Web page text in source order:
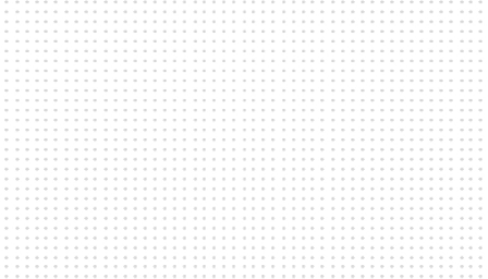
EVENEMANG
Förbindelsehallen förkroppsligar flexibilitet och den
ultimata wow-faktorn. Varsamt restaurerad från sina
forna tider som transporthall, liknar den de mest
majestätiska centralstationerna i världen. Med sin
generösa rymd kan Förbindelsehallen inhysa upp till
3500 gäster och skapar en imponerande plats för
upplevelser och mingel.